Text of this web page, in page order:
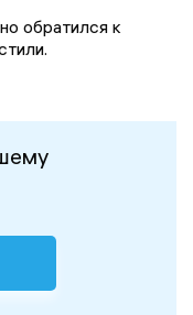
обратился к